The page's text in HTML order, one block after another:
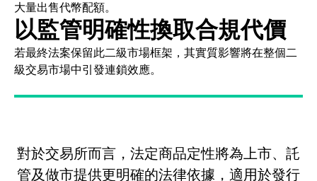
大量出售代幣配額。
以監管明確性換取合規代價
若最終法案保留此二級市場框架，其實質影響將在整個二
級交易市場中引發連鎖效應。
對於交易所而言，法定商品定性將為上市、託
管及做市提供更明確的法律依據，適用於發行